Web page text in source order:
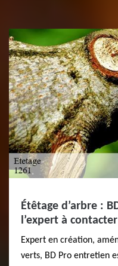
Étêtage d’arbre :
l’expert à
Expert en création,
verts, BD Pro entretien